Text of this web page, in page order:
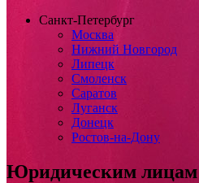
Санкт-Петербург
Москва
Нижний Новгород
Липецк
Смоленск
Саратов
Луганск
Донецк
Ростов-на-Дону
Юридическим лицам